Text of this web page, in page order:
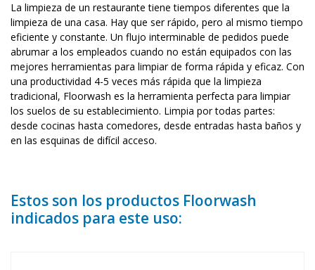
La limpieza de un restaurante tiene tiempos diferentes que la
limpieza de una casa. Hay que ser rápido, pero al mismo tiempo
eficiente y constante. Un flujo interminable de pedidos puede
abrumar a los empleados cuando no están equipados con las
mejores herramientas para limpiar de forma rápida y eficaz. Con
una productividad 4-5 veces más rápida que la limpieza
tradicional, Floorwash es la herramienta perfecta para limpiar
los suelos de su establecimiento. Limpia por todas partes:
desde cocinas hasta comedores, desde entradas hasta baños y
en las esquinas de difícil acceso.
Estos son los productos Floorwash
indicados para este uso: